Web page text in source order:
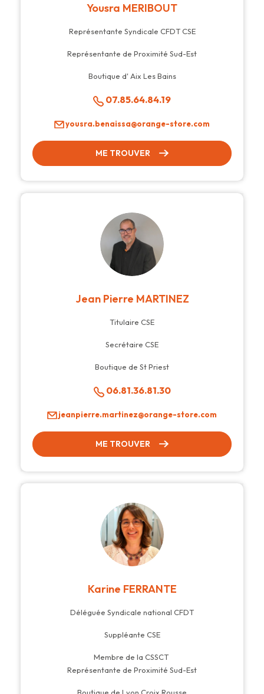
Yousra MERIBOUT
Représentante Syndicale CFDT CSE
Représentante de Proximité Sud-Est
Boutique d' Aix Les Bains
07.85.64.84.19
yousra.benaissa@orange-store.com
ME TROUVER
Jean Pierre MARTINEZ
Titulaire CSE
Secrétaire CSE
Boutique de St Priest
06.81.36.81.30
jeanpierre.martinez@orange-store.com
ME TROUVER
Karine FERRANTE
Déléguée Syndicale national CFDT
Suppléante CSE
Membre de la CSSCT
Représentante de Proximité Sud-Est
Boutique de Lyon Croix Rousse